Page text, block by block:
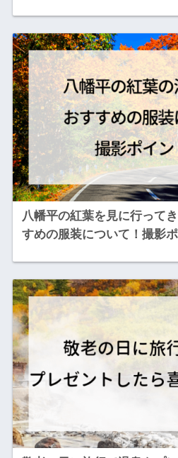
八幡平の紅葉を見に行って
すめの服装について！撮影ポ